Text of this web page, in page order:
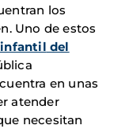
los
Uno de estos
infantil del
en unas
atender
necesitan